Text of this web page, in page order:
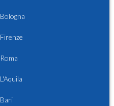
Bologna
Firenze
Roma
L'Aquila
Bari